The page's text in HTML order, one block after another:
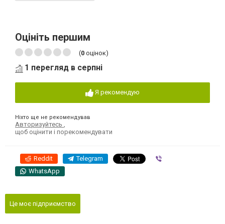
Оцініть першим
(0 оцінок)
1 перегляд в серпні
Я рекомендую
Ніхто ще не рекомендував
Авторизуйтесь
щоб оцінити і порекомендувати
Reddit Telegram
WhatsApp
Це моє підприємство